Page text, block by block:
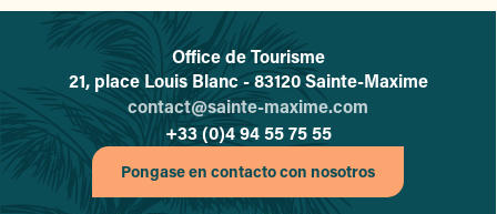
L'office de tourisme de Sainte-
Office de Tourisme
21, place Louis Blanc - 83120 Sainte-Maxime
contact@sainte-maxime.com
+33 (0)4 94 55 75 55
Pongase en contacto con nosotros